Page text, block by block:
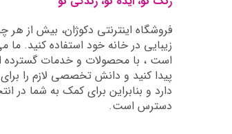
فروشگاه اینترنتی دکوژان، بیش از
زیبایی در خانه خود استفاده کنید.
است ، با محصولات و خدمات
دارد و بنابراین برای کمک به شما
دسترس است.